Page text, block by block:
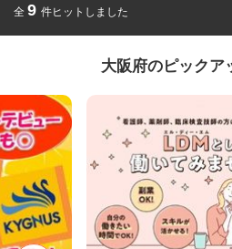
全 9 件ヒットしました
大阪府のピックア